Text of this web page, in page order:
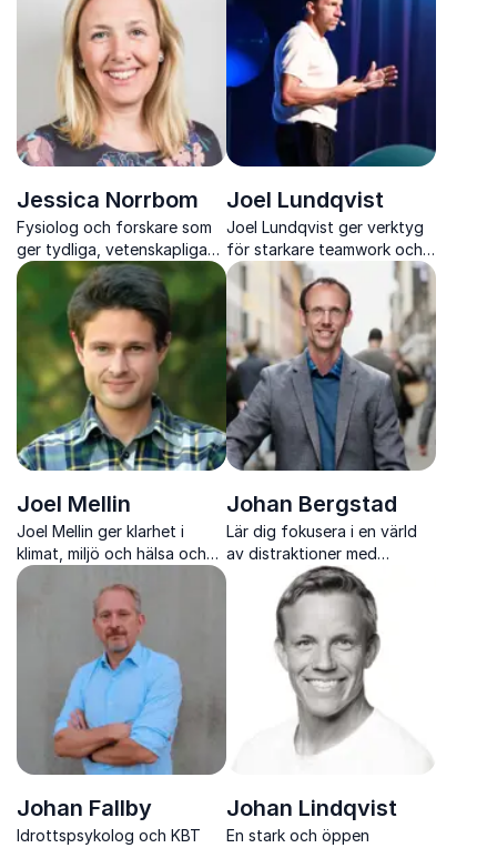
prestation i livet
Jessica Norrbom
Fysiolog och forskare som
ger tydliga, vetenskapliga
svar på träning, kost och
hälsa
Joel Lundqvist
Joel Lundqvist ger verktyg
för starkare teamwork och
ledarskap, hämtat ur 23 år
på absolut elitnivå.
Joel Mellin
Joel Mellin ger klarhet i
klimat, miljö och hälsa och
visar hur vi kan skapa verklig
förändring
Johan Bergstad
Lär dig fokusera i en värld
av distraktioner med
psykologen och författaren
Johan Bergstad
Johan Fallby
Idrottspsykolog och KBT
Johan Lindqvist
En stark och öppen